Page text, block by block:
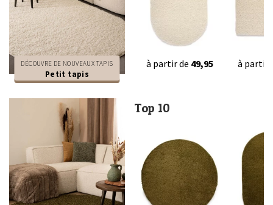
DÉCOUVRE DE NOUVEAUX TAPIS
Petit tapis
à partir de 49,95 à partir
Top 10